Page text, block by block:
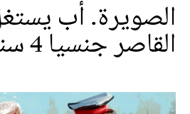
الصويرة. أب
القاصر جنسيا 4 سنوات